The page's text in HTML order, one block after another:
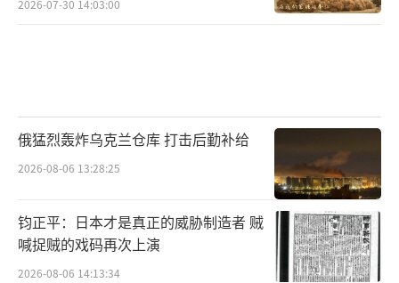
2026-07-30 14:03:00
俄猛烈轰炸乌克兰仓库 打击后勤补给
2026-08-06 13:28:25
钧正平：日本才是真正的威胁制造者 贼
喊捉贼的戏码再次上演
2026-08-06 14:13:34